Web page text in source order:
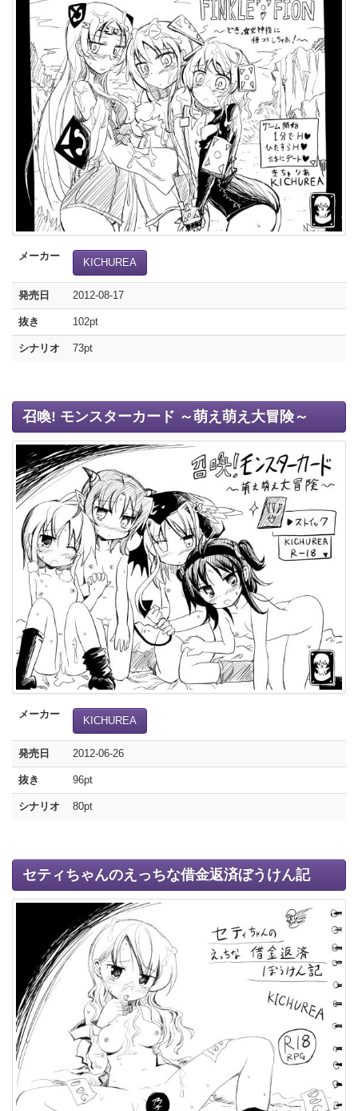
メーカー
KICHUREA
発売日 2012-08-17
抜き 102pt
シナリオ 73pt
召喚! モンスターカード ～萌え萌え大冒険～
メーカー
KICHUREA
発売日 2012-06-26
抜き 96pt
シナリオ 80pt
セティちゃんのえっちな借金返済ぼうけん記